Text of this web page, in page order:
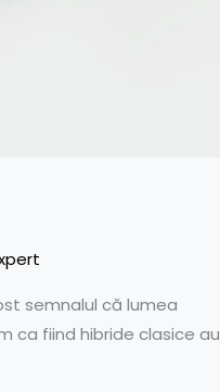
semnalul că lumea
ca fiind hibride clasice au